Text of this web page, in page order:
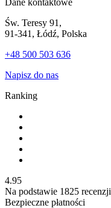
Św. Teresy 91,
91-341, Łódź, Polska
+48 500 503 636
Napisz do nas
Ranking
4.95
Na podstawie 1825 recenzji
Bezpieczne płatności